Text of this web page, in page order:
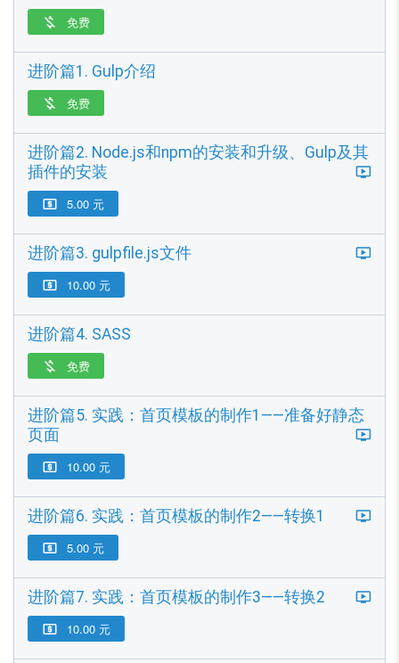
 免费
进阶篇1. Gulp介绍
 免费
进阶篇2. Node.js和npm的安装和升级、Gulp及其
插件的安装
 5.00 元
进阶篇3. gulpfile.js文件
 10.00 元
进阶篇4. SASS
 免费
进阶篇5. 实践：首页模板的制作1——准备好静态
页面
 10.00 元
进阶篇6. 实践：首页模板的制作2——转换1
 5.00 元
进阶篇7. 实践：首页模板的制作3——转换2
 10.00 元